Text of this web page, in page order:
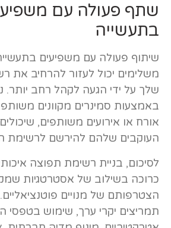
שתף פעולה עם
בתעשייה
שיתוף פעולה עם משפיעים
משלימים יכול לעזור להרחיב את
שלך על ידי הגעה לקהל רחב יותר.
באמצעות סמינרים מקוונים
אורח או אירועים משותפים,
העוקבים שלהם להירשם לרשימת
לסיכום, בניית רשימת תפוצה
כרוכה בשילוב של אסטרטגיות
הצטרפותם של מנויים
תמריצים יקרי ערך, שימוש בטפסי